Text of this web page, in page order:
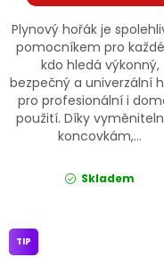
Plynový hořák je
pomocníkem pro
kdo hledá výkonný,
bezpečný a univerzální
pro profesionální i
použití. Díky
koncovkám,...
Skladem
TIP